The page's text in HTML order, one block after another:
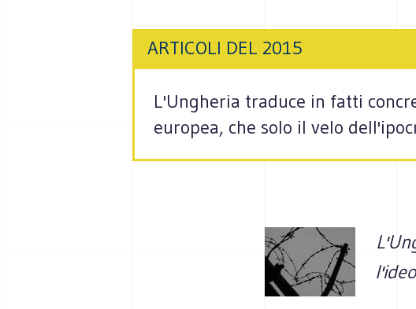
ARTICOLI DEL 2015
L'Ungheria traduce in fatti
europea, che solo il velo